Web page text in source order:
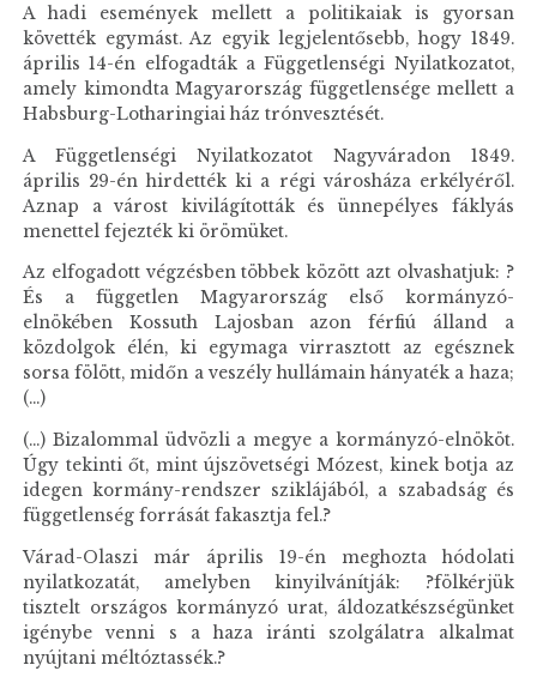
A hadi események mellett a politikaiak is gyorsan
követték egymást. Az egyik legjelentősebb, hogy 1849.
április 14-én elfogadták a Függetlenségi Nyilatkozatot,
amely kimondta Magyarország függetlensége mellett a
Habsburg-Lotharingiai ház trónvesztését.
A Függetlenségi Nyilatkozatot Nagyváradon 1849.
április 29-én hirdették ki a régi városháza erkélyéről.
Aznap a várost kivilágították és ünnepélyes fáklyás
menettel fejezték ki örömüket.
Az elfogadott végzésben többek között azt olvashatjuk: ?
És a független Magyarország első kormányzó-
elnökében Kossuth Lajosban azon férfiú álland a
közdolgok élén, ki egymaga virrasztott az egésznek
sorsa fölött, midőn a veszély hullámain hányaték a haza;
(...)
(...) Bizalommal üdvözli a megye a kormányzó-elnököt.
Úgy tekinti őt, mint újszövetségi Mózest, kinek botja az
idegen kormány-rendszer sziklájából, a szabadság és
függetlenség forrását fakasztja fel.?
Várad-Olaszi már április 19-én meghozta hódolati
nyilatkozatát, amelyben kinyilvánítják: ?fölkérjük
tisztelt országos kormányzó urat, áldozatkészségünket
igénybe venni s a haza iránti szolgálatra alkalmat
nyújtani méltóztassék.?